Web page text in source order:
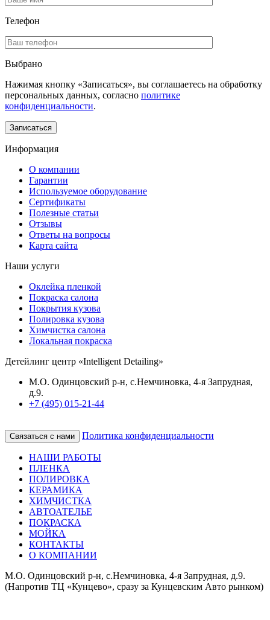
Телефон
Выбрано
Нажимая кнопку «Записаться», вы соглашаетесь на обработку
персональных данных, согласно политике
конфиденциальности.
Информация
О компании
Гарантии
Используемое оборудование
Сертификаты
Полезные статьи
Отзывы
Ответы на вопросы
Карта сайта
Наши услуги
Оклейка пленкой
Покраска салона
Покрытия кузова
Полировка кузова
Химчистка салона
Локальная покраска
Детейлинг центр «Intelligent Detailing»
М.О. Одинцовский р-н, с.Немчиновка, 4-я Запрудная,
д.9.
+7 (495) 015-21-44
Связаться с нами Политика конфиденциальности
НАШИ РАБОТЫ
ПЛЕНКА
ПОЛИРОВКА
КЕРАМИКА
ХИМЧИСТКА
АВТОАТЕЛЬЕ
ПОКРАСКА
МОЙКА
КОНТАКТЫ
О КОМПАНИИ
М.О. Одинцовский р-н, с.Немчиновка, 4-я Запрудная, д.9.
(Напротив ТЦ «Кунцево», сразу за Кунцевским Авто рынком)